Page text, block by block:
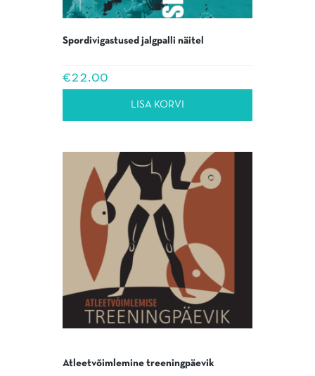
Spordivigastused jalgpalli näitel
€22.00
LISA KORVI
Atleetvõimlemine treeningpäevik